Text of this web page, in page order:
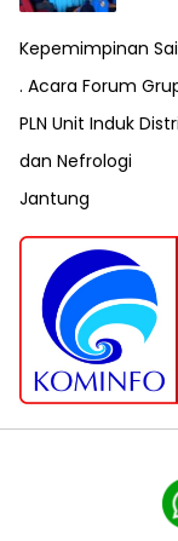
Kepemimpinan
. Acara Forum
PLN Unit Induk
dan Nefrologi
Jantung